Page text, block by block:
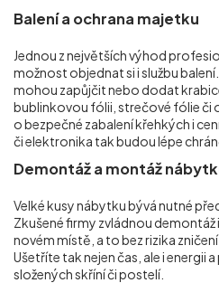
Balení a ochrana majetku
Jednou z největších výhod
možnost objednat si i službu
mohou zapůjčit nebo dodat
bublinkovou fólii, strečové fólie či
o bezpečné zabalení křehkých i
či elektronika tak budou lépe
Demontáž a montáž
Velké kusy nábytku bývá nutné
Zkušené firmy zvládnou
novém místě, a to bez rizika
Ušetříte tak nejen čas, ale i energii
složených skříní či postelí.